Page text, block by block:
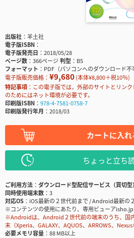
出版社
羊土社
電子版ISBN
電子版発売日
2018/05/28
ページ数
366ページ判型
B5
フォーマット
PDF（パソコンへのダウンロード不
電子版販売価格： ¥9,680(本体¥8,800＋税10％)
特記事項
この電子版では，外部のサイトとリン
のためにはネット環境が必要です。
印刷版ISBN
978-4-7581-0758-7
印刷版発行年月
2018/03
カートに入れ
ちょっと立ち
ご利用方法
ダウンロード型配信サービス（買切型）
同時使用端末数
3
対応OS
iOS最新の２世代前まで / Android最新の
※コンテンツの使用にあたり、専用ビューア
※Androidは、Android２世代前の端末のうち、国
末（Xperia、GALAXY、AQUOS、ARROWS、
必要メモリ容量
88 MB以上